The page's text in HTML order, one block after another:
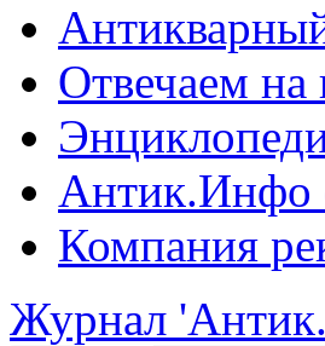
Отвечаем на
Антик.Инфо
Компания
Журнал